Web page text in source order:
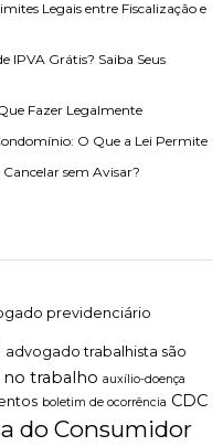
Legais entre Fiscalização e
IPVA Grátis? Saiba Seus
Fazer Legalmente
O Que a Lei Permite
sem Avisar?
previdenciário
advogado trabalhista são
no trabalho auxílio-doença
boletim de ocorrência CDC
do Consumidor